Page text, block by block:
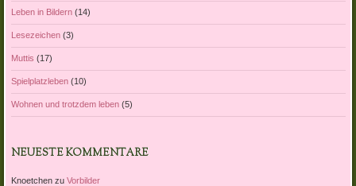
Leben in Bildern(14)
Lesezeichen(3)
Muttis (17)
Spielplatzleben(10)
Wohnen und trotzdem leben(5)
NEUESTE KOMMENTARE
Knoetchenzu Vorbilder